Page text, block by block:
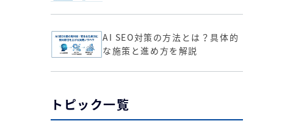
AI SEO対策の方法とは？具体的
な施策と進め方を解説
トピック一覧